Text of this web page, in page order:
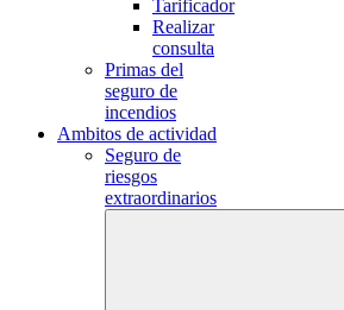
Tarificador
Realizar
consulta
Primas del
seguro de
incendios
Ambitos de actividad
Seguro de
riesgos
extraordinarios